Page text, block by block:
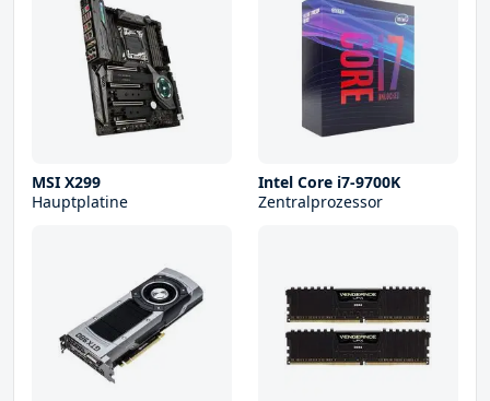
MSI X299
Hauptplatine
Intel Core i7-9700K
Zentralprozessor